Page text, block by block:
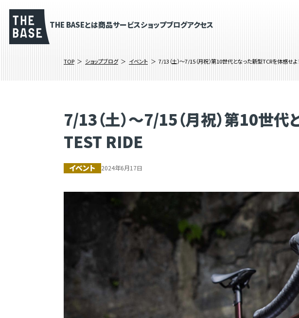
THE BASEとは商品サービスショップブログアクセス
TOP ショップブログ イベント 7/13（土）～7/15（月祝）第10世代となった新型TCRを体感せ
7/13（土）～7/15（月祝）第10世
TEST RIDE
イベント 2024年6月17日